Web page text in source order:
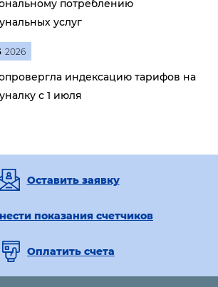
потреблению
услуг
2026
индексацию тарифов на
с 1 июля
Оставить заявку
показания счетчиков
Оплатить счета